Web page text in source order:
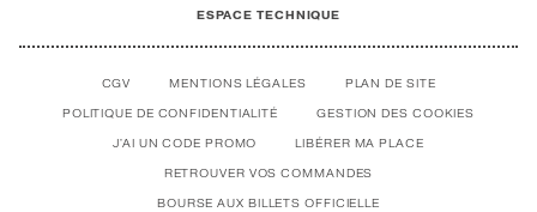
ESPACE TECHNIQUE
CGV MENTIONS LÉGALES PLAN DE SITE
POLITIQUE DE CONFIDENTIALITÉ GESTION DES COOKIES
J'AI UN CODE PROMO LIBÉRER MA PLACE
RETROUVER VOS COMMANDES
BOURSE AUX BILLETS OFFICIELLE